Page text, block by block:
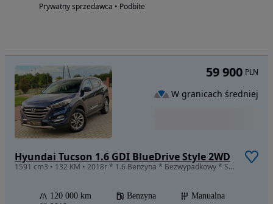
Prywatny sprzedawca • Podbite
Hyundai Tucson 1.6 GDI BlueDrive Style 2WD
1591 cm3 • 132 KM • 2018r * 1.6 Benzyna * Bezwypadkowy * Stan perfekcyjny z Niemiec
120 000 km Benzyna
Manualna
59 900 PLN
W granicach średniej